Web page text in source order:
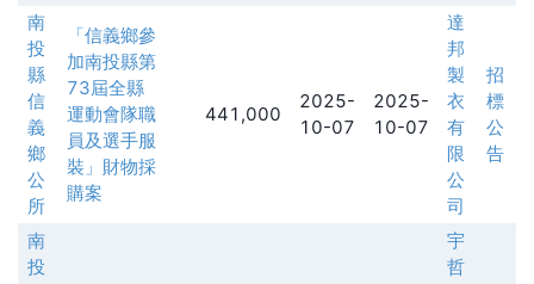
南
投
縣
信
義
鄉
公
所
「信義鄉參
加南投縣第
73屆全縣
運動會隊職
員及選手服
裝」財物採
購案
441,000
2025-
10-07
2025-
10-07
達
邦
製
衣
有
限
公
司
招
標
公
告
南
投
宇
哲